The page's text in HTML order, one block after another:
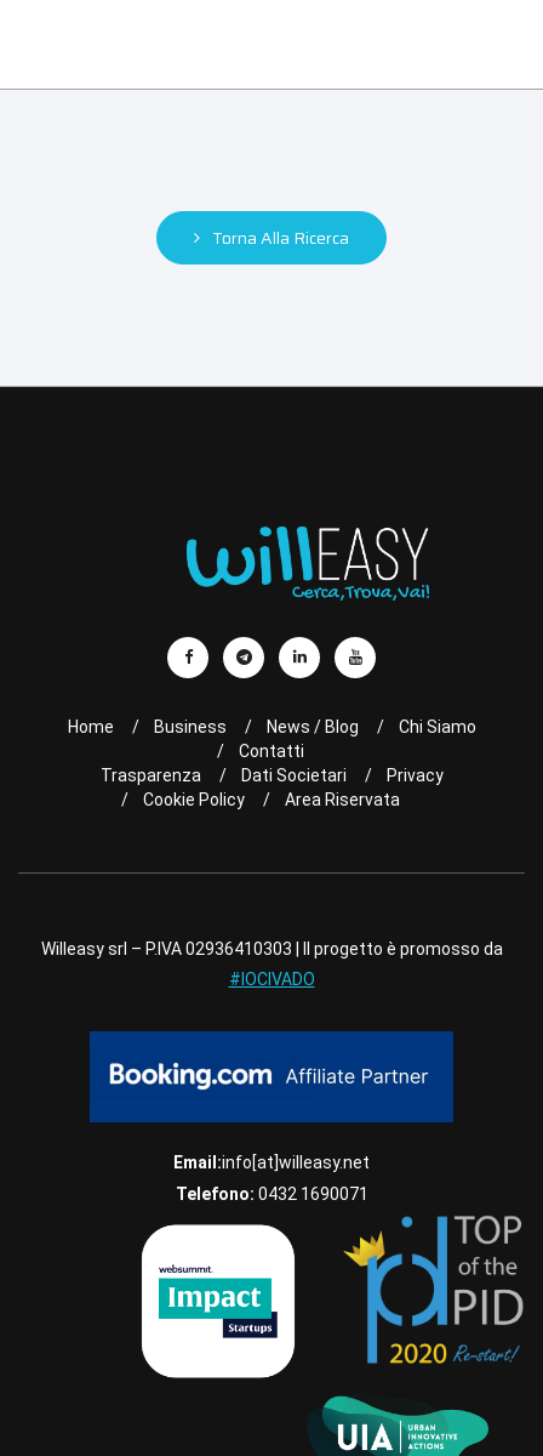
Torna Alla Ricerca
Home Business News / Blog
Chi Siamo
Contatti
Trasparenza
Dati Societari
Privacy
Cookie Policy
Area Riservata
Willeasy srl – P.IVA 02936410303 | Il progetto è promosso da
#IOCIVADO
Email:info[at]willeasy.net
Telefono: 0432 1690071